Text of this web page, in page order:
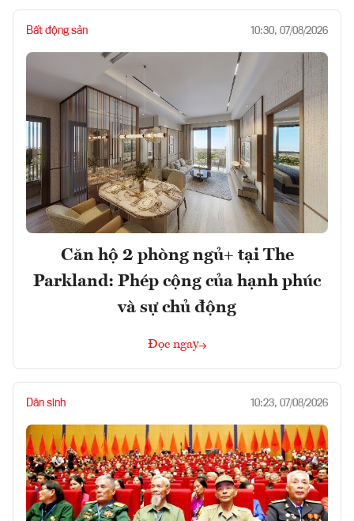
Bất động sản 10:30, 07/08/2026
Căn hộ 2 phòng ngủ+ tại The
Parkland: Phép cộng của hạnh phúc
và sự chủ động
Đọc ngay
Dân sinh 10:23, 07/08/2026